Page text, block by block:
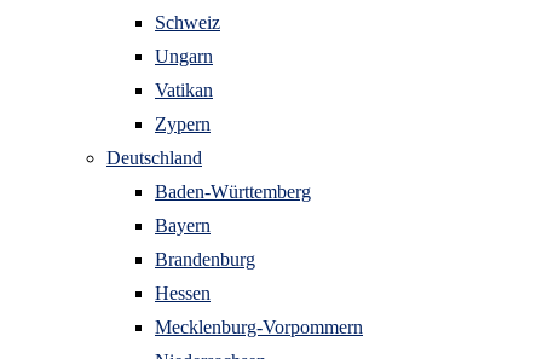
Schweiz
Ungarn
Vatikan
Zypern
Deutschland
Baden-Württemberg
Bayern
Brandenburg
Hessen
Mecklenburg-Vorpommern